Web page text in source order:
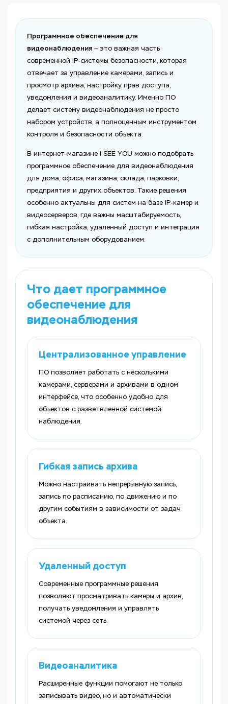
Программное обеспечение для
видеонаблюдения — это важная часть
современной IP-системы безопасности, которая
отвечает за управление камерами, запись и
просмотр архива, настройку прав доступа,
уведомления и видеоаналитику. Именно ПО
делает систему видеонаблюдения не просто
набором устройств, а полноценным инструментом
контроля и безопасности объекта.
В интернет-магазине I SEE YOU можно подобрать
программное обеспечение для видеонаблюдения
для дома, офиса, магазина, склада, парковки,
предприятия и других объектов. Такие решения
особенно актуальны для систем на базе IP-камер и
видеосерверов, где важны масштабируемость,
гибкая настройка, удаленный доступ и интеграция
с дополнительным оборудованием.
Что дает программное
обеспечение для
видеонаблюдения
Централизованное управление
ПО позволяет работать с несколькими
камерами, серверами и архивами в одном
интерфейсе, что особенно удобно для
объектов с разветвленной системой
наблюдения.
Гибкая запись архива
Можно настраивать непрерывную запись,
запись по расписанию, по движению и по
другим событиям в зависимости от задач
объекта.
Удаленный доступ
Современные программные решения
позволяют просматривать камеры и архив,
получать уведомления и управлять
системой через сеть.
Видеоаналитика
Расширенные функции помогают не только
записывать видео, но и автоматически